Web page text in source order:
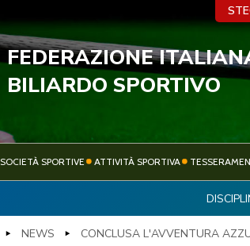
STECCA
FEDERAZIONE
BILIARDO SPORTIVO
SOCIETÀ SPORTIVE ATTIVITÀ SPORTIVA
NEWS CONCLUSA L'AVVENTURA